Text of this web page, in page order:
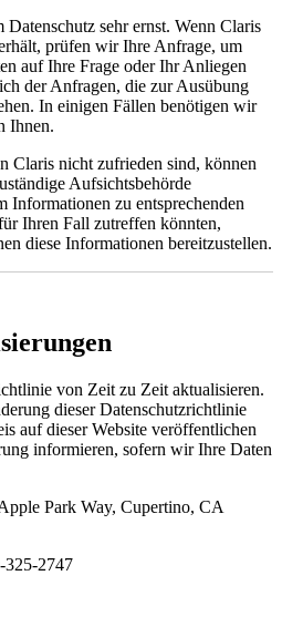
sehr ernst. Wenn Claris
prüfen wir Ihre Anfrage, um
auf Ihre Frage oder Ihr Anliegen
der Anfragen, die zur Ausübung
In einigen Fällen benötigen wir
Ihnen.
Claris nicht zufrieden sind, können
Aufsichtsbehörde
Informationen zu entsprechenden
Ihren Fall zutreffen könnten,
diese Informationen bereitzustellen.
von Zeit zu Zeit aktualisieren.
dieser Datenschutzrichtlinie
auf dieser Website veröffentlichen
informieren, sofern wir Ihre Daten
Park Way, Cupertino, CA
325-2747